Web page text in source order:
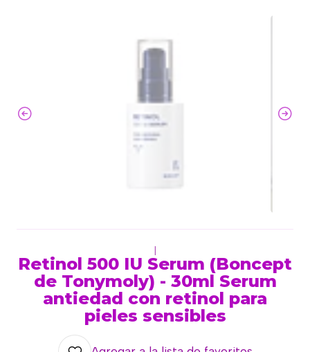
Retinol 500 IU Serum (Boncept
de Tonymoly) - 30ml Serum
antiedad con retinol para
pieles sensibles